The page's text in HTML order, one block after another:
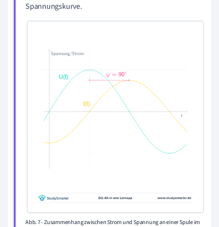
Spannungskurve.
Abb. 7 - Zusammenhang zwischen Strom und Spannung an einer Spule im